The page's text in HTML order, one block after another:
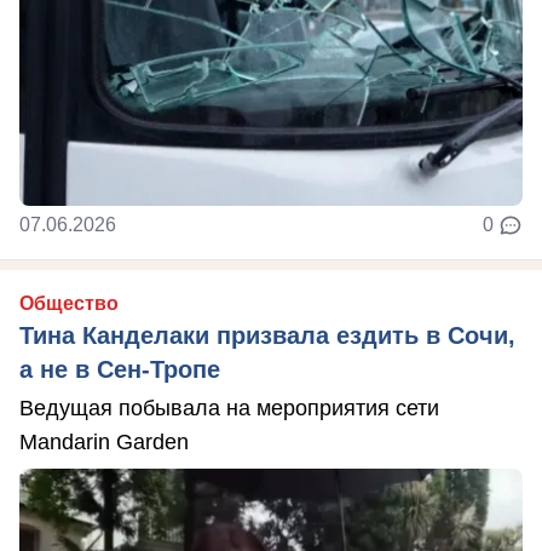
07.06.2026 0
Общество
Тина Канделаки призвала ездить в Сочи,
а не в Сен-Тропе
Ведущая побывала на мероприятия сети
Mandarin Garden